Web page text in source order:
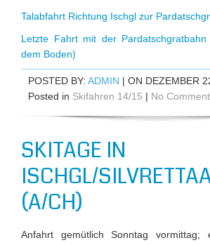
Talabfahrt Richtung Ischgl zur
Letzte Fahrt mit der
dem Boden)
POSTED BY: ADMIN | ON DEZEMBER
Posted in Skifahren 14/15 | No
SKITAGE IN
ISCHGL/
(A/CH)
Anfahrt gemütlich Sonntag vormittag;